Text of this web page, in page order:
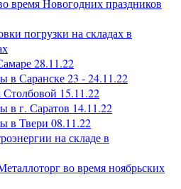
время Новогодних праздников
погрузки на складах в
28.11.22
в Саранске 23 - 24.11.22
Столбовой 15.11.22
в г. Саратов 14.11.22
в Твери 08.11.22
на складе в
во время ноябрьских